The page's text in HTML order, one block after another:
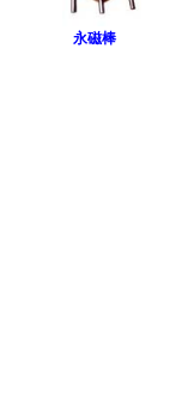
永磁棒